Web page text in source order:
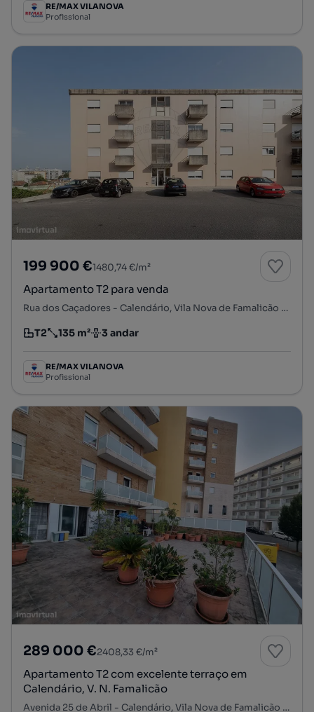
RE/MAX VILANOVA
Profissional
199 900 €1480,74 €/m²
Apartamento T2 para venda
Rua dos Caçadores - Calendário, Vila Nova de Famalicão e Calendário, Vila Nova de Famalicão, Braga
Tipologia
T2
Preço por metro quadrado
135 m²
Andar 3 andar
RE/MAX VILANOVA
Profissional
289 000 €2408,33 €/m²
Apartamento T2 com excelente terraço em
Calendário, V. N. Famalicão
Avenida 25 de Abril - Calendário, Vila Nova de Famalicão e Calendário, Vila Nova de Famalicão, Braga